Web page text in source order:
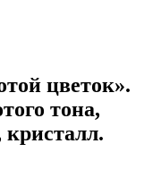
цветок».
тона,
кристалл.